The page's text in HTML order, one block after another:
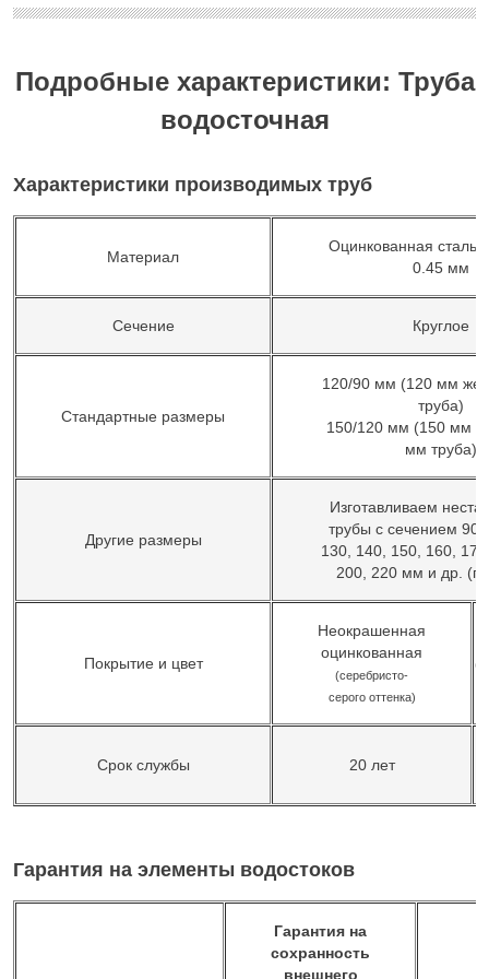
Подробные характеристики: Труба
водосточная
Характеристики производимых труб
Материал
Оцинкованная сталь
0.45 мм
Сечение Круглое
Стандартные размеры
120/90 мм (120 мм
труба)
150/120 мм (150 мм
мм труба)
Другие размеры
Изготавливаем
трубы с сечением 90,
130, 140, 150, 160,
200, 220 мм и др.
Покрытие и цвет
Неокрашенная
оцинкованная
(серебристо-
серого оттенка)
Срок службы 20 лет
Гарантия на элементы водостоков
Гарантия на
сохранность
внешнего